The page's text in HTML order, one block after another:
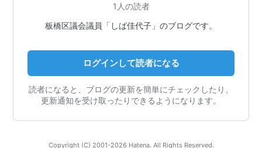
1人の読者
板橋区議会議員「しば佳代子」のブログです。
ログインして読者になる
読者になると、ブログの更新を簡単にチェックしたり、
更新通知を受け取ったりできるようになります。
Copyright (C) 2001-2026 Hatena. All Rights Reserved.